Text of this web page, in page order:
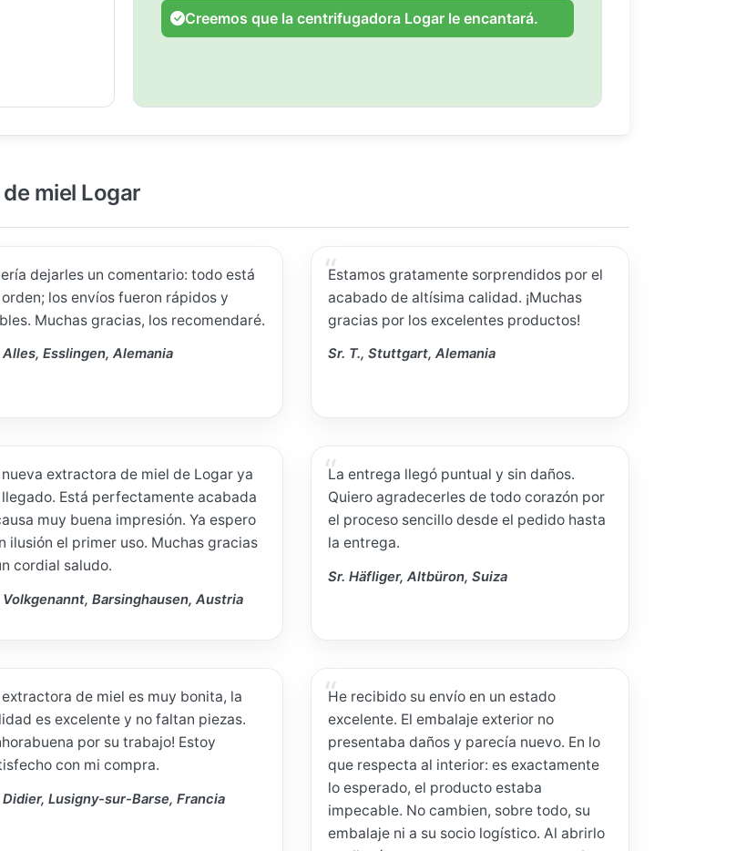
Creemos que la centrifugadora Logar le encantará.
miel Logar
dejarles un comentario: todo está
los envíos fueron rápidos y
Muchas gracias, los recomendaré.
Alles, Esslingen, Alemania
Estamos gratamente sorprendidos por el
acabado de altísima calidad. ¡Muchas
gracias por los excelentes productos!
Sr. T., Stuttgart, Alemania
extractora de miel de Logar ya
llegado. Está perfectamente acabada
muy buena impresión. Ya espero
ilusión el primer uso. Muchas gracias
cordial saludo.
Volkgenannt, Barsinghausen, Austria
La entrega llegó puntual y sin daños.
Quiero agradecerles de todo corazón por
el proceso sencillo desde el pedido hasta
la entrega.
Sr. Häfliger, Altbüron, Suiza
extractora de miel es muy bonita, la
es excelente y no faltan piezas.
por su trabajo! Estoy
con mi compra.
Didier, Lusigny-sur-Barse, Francia
He recibido su envío en un estado
excelente. El embalaje exterior no
presentaba daños y parecía nuevo. En lo
que respecta al interior: es exactamente
lo esperado, el producto estaba
impecable. No cambien, sobre todo, su
embalaje ni a su socio logístico. Al abrirlo